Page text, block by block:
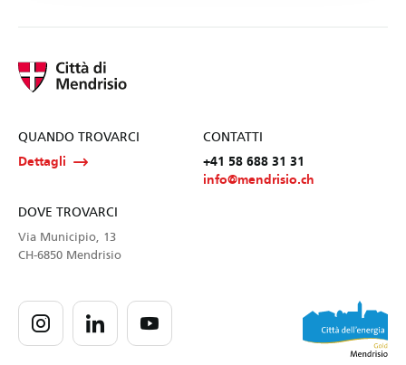
QUANDO TROVARCI
Dettagli
CONTATTI
+41 58 688 31 31
info@mendrisio.ch
DOVE TROVARCI
Via Municipio, 13
CH-6850 Mendrisio